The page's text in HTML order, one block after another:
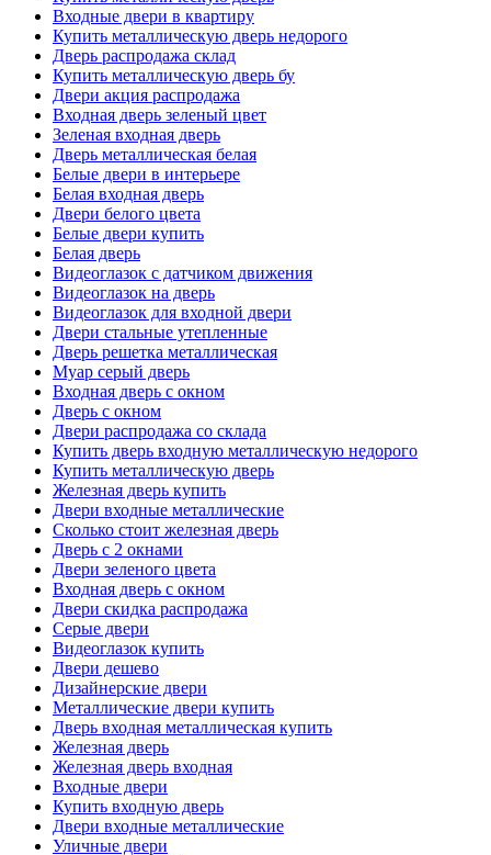
Входные двери в квартиру
Купить металлическую дверь недорого
Дверь распродажа склад
Купить металлическую дверь бу
Двери акция распродажа
Входная дверь зеленый цвет
Зеленая входная дверь
Дверь металлическая белая
Белые двери в интерьере
Белая входная дверь
Двери белого цвета
Белые двери купить
Белая дверь
Видеоглазок с датчиком движения
Видеоглазок на дверь
Видеоглазок для входной двери
Двери стальные утепленные
Дверь решетка металлическая
Муар серый дверь
Входная дверь с окном
Дверь с окном
Двери распродажа со склада
Купить дверь входную металлическую недорого
Купить металлическую дверь
Железная дверь купить
Двери входные металлические
Сколько стоит железная дверь
Дверь с 2 окнами
Двери зеленого цвета
Входная дверь с окном
Двери скидка распродажа
Серые двери
Видеоглазок купить
Двери дешево
Дизайнерские двери
Металлические двери купить
Дверь входная металлическая купить
Железная дверь
Железная дверь входная
Входные двери
Купить входную дверь
Двери входные металлические
Уличные двери